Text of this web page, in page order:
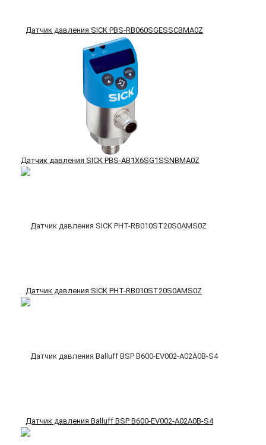
Датчик давления SICK PBS-RB060SGESSCBMA0Z
Датчик давления SICK PBS-AB1X6SG1SSNBMA0Z
Датчик давления SICK PHT-RB010ST20S0AMS0Z
Датчик давления Balluff BSP B600-EV002-A02A0B-S4